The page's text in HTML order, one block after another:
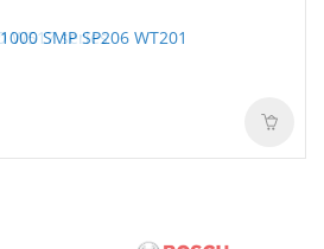
SMP SP206 WT201